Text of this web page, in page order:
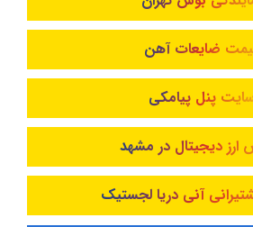
ضایعات آهن
پنل پیامکی
ارز دیجیتال در مشهد
آنی دریا لجستیک